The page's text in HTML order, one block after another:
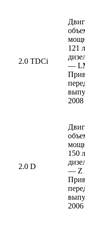
2.0 TDCi
121
—
2008
2.0 D
150
— Z
2006